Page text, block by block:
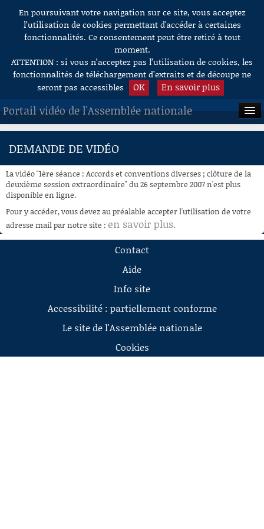
Aller au contenu
En poursuivant votre navigation sur ce site, vous acceptez
l’utilisation de cookies permettant d'accéder à certaines
fonctionnalités. Ce consentement peut être retiré à tout
moment.
ATTENTION : si vous n’acceptez pas l’utilisation de cookies, les
fonctionnalités de téléchargement d’extraits et de découpe ne
seront pas accessibles
OK En savoir plus
Portail vidéo de l'Assemblée nationale
ACCUEIL
À LA DEMANDE
RECHERCHE
AIDE À LA DÉCOUPE
DE VIDÉOS
DEMANDE DE VIDÉO
La vidéo "1ère séance : Accords et conventions diverses ; clôture de la
deuxième session extraordinaire" du 26 septembre 2007 n'est plus
disponible en ligne.
Pour y accéder, vous devez au préalable accepter l'utilisation de votre
adresse mail par notre site : en savoir plus.
Contact
Aide
Info site
Accessibilité : partiellement conforme
Le site de l'Assemblée nationale
Cookies